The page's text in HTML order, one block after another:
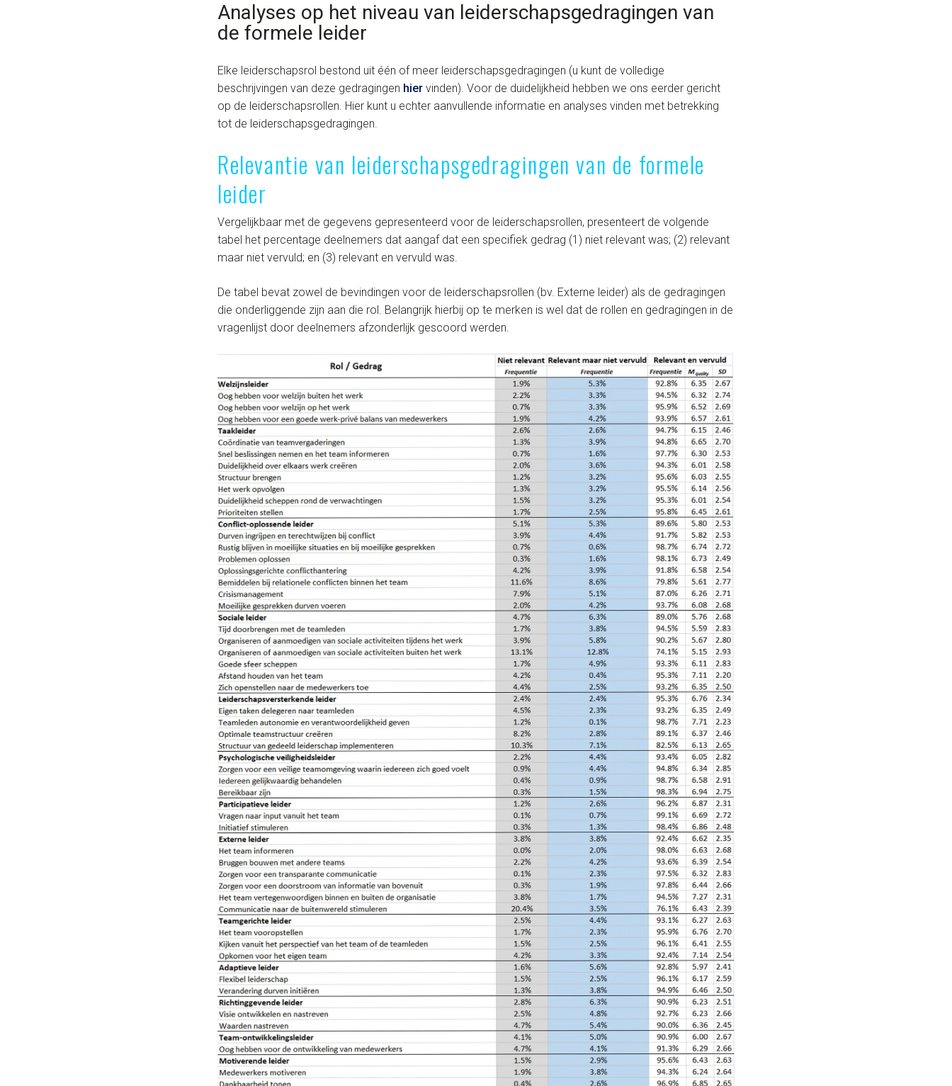
Analyses op het niveau van leiderschapsgedragingen van
de formele leider
Elke leiderschapsrol bestond uit één of meer leiderschapsgedragingen (u kunt de volledige
beschrijvingen van deze gedragingen hier vinden). Voor de duidelijkheid hebben we ons eerder gericht
op de leiderschapsrollen. Hier kunt u echter aanvullende informatie en analyses vinden met betrekking
tot de leiderschapsgedragingen.
Relevantie van leiderschapsgedragingen van de formele
leider
Vergelijkbaar met de gegevens gepresenteerd voor de leiderschapsrollen, presenteert de volgende
tabel het percentage deelnemers dat aangaf dat een specifiek gedrag (1) niet relevant was; (2) relevant
maar niet vervuld; en (3) relevant en vervuld was.
De tabel bevat zowel de bevindingen voor de leiderschapsrollen (bv. Externe leider) als de gedragingen
die onderliggende zijn aan die rol. Belangrijk hierbij op te merken is wel dat de rollen en gedragingen in de
vragenlijst door deelnemers afzonderlijk gescoord werden.